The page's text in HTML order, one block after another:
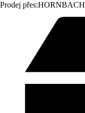
Prodej přes:HORNBACH